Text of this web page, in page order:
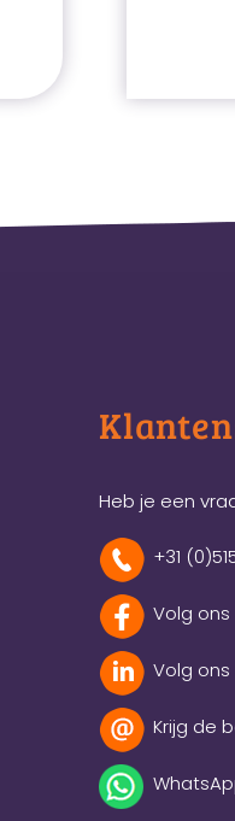
Heb je een
+31
Volg
Volg ons
Krijg de